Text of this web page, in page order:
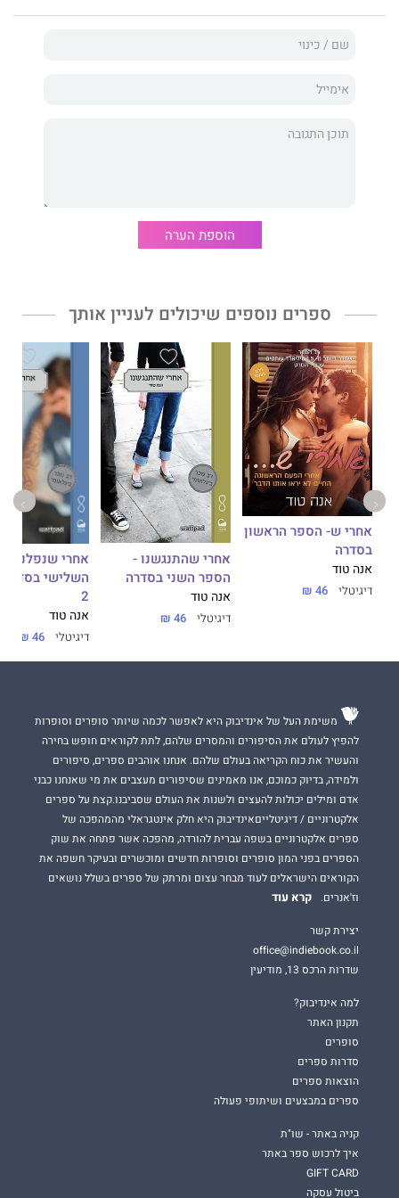
לתת לו לקחת חלק בחייך. מעגל הקנאה, הכעס והמחילה, מתיש. היא
מעולם לא חשה רגשות כה עוצמתיים כלפי מישהו, מעולם לא
התרגשה כל כך מנשיקה. האם הלהט הזה, שאי אפשר לעמוד בפניו,
יחד, אבל אם טסה תלך עכשיו בעקבות לבה, האם יהיה זה...
הוספת הערה
ספרים נוספים שיכולים לעניין אותך
אחרי ש- הספר הראשון
בסדרה
אנה טוד
דיגיטלי 46 ₪
אחרי שהתנגשנו -
הספר השני בסדרה
אנה טוד
דיגיטלי 46 ₪
אחרי שנפלנו -
השלישי
2
אנה טוד
דיגיטלי 46 ₪
משימת העל של אינדיבוק היא לאפשר לכמה שיותר סופרים וסופרות
להפיץ לעולם את הסיפורים והמסרים שלהם, לתת לקוראים חופש בחירה
והעשיר את כוח הקריאה בעולם שלהם. אנחנו אוהבים ספרים, סיפורים
ולמידה, בדיוק כמוכם, אנו מאמינים שסיפורים מעצבים את מי שאנחנו כבני
אדם ומילים יכולות להעצים ולשנות את העולם שסביבנו.קצת על ספרים
אלקטרוניים / דיגיטלייםאינדיבוק היא חלק אינטגראלי מהמהפכה של
ספרים אלקטרוניים בשפה עברית להורדה, מהפכה אשר פתחה את שוק
הספרים בפני המון סופרים וסופרות חדשים ומוכשרים ובעיקר חשפה את
הקוראים הישראלים לעוד מבחר עצום ומרתק של ספרים בשלל נושאים
וז'אנרים.
קרא עוד
יצירת קשר
office@indiebook.co.il
שדרות הרכס 13, מודיעין
למה אינדיבוק?
תקנון האתר
סופרים
סדרות ספרים
הוצאות ספרים
ספרים במבצעים ושיתופי פעולה
קניה באתר - שו"ת
איך לרכוש ספר באתר
GIFT CARD
ביטול עסקה